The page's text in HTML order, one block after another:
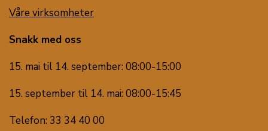
Våre virksomheter
Snakk med oss
15. mai til 14. september: 08:00-15:00
15. september til 14. mai: 08:00-15:45
Telefon: 33 34 40 00